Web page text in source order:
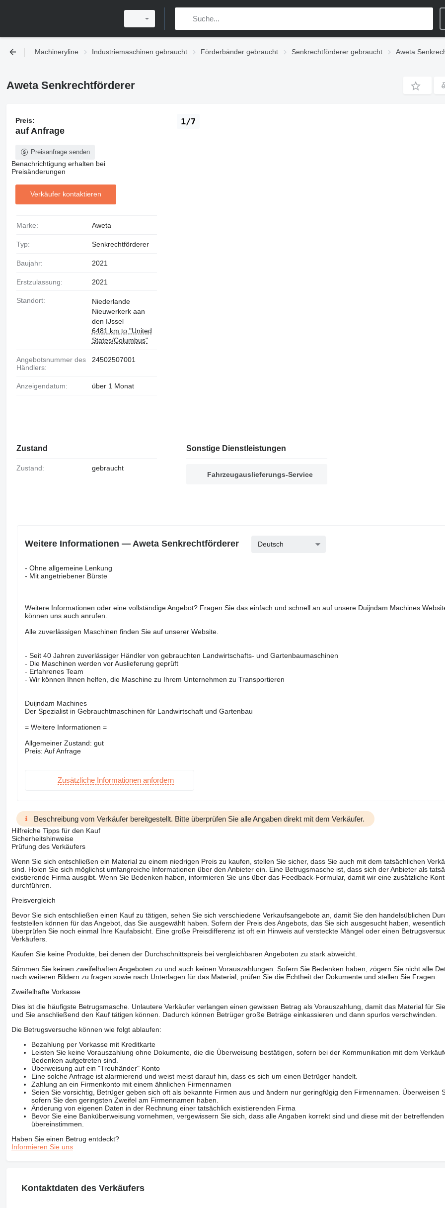
Machineryline Industriemaschinen gebraucht Förderbänder gebraucht Senkrechtförderer gebraucht Aweta
Aweta Senkrechtförderer
1/7
Preis:
auf Anfrage
Preisanfrage senden
Benachrichtigung erhalten bei
Preisänderungen
Verkäufer kontaktieren
Marke: Aweta
Typ: Senkrechtförderer
Baujahr: 2021
Erstzulassung: 2021
Standort:
Niederlande
Nieuwerkerk aan
den IJssel
6481 km to "United
States/Columbus"
Angebotsnummer des
Händlers:
24502507001
Anzeigendatum: über 1 Monat
Zustand
Zustand: gebraucht
Sonstige Dienstleistungen
Fahrzeugauslieferungs-Service
Weitere Informationen — Aweta Senkrechtförderer Deutsch
- Ohne allgemeine Lenkung
- Mit angetriebener Bürste
Weitere Informationen oder eine vollständige Angebot? Fragen Sie das einfach und schnell an auf unsere Duijndam Machines
können uns auch anrufen.
Alle zuverlässigen Maschinen finden Sie auf unserer Website.
- Seit 40 Jahren zuverlässiger Händler von gebrauchten Landwirtschafts- und Gartenbaumaschinen
- Die Maschinen werden vor Auslieferung geprüft
- Erfahrenes Team
- Wir können Ihnen helfen, die Maschine zu Ihrem Unternehmen zu Transportieren
Duijndam Machines
Der Spezialist in Gebrauchtmaschinen für Landwirtschaft und Gartenbau
= Weitere Informationen =
Allgemeiner Zustand: gut
Preis: Auf Anfrage
Zusätzliche Informationen anfordern
Beschreibung vom Verkäufer bereitgestellt. Bitte überprüfen Sie alle Angaben direkt mit dem Verkäufer.
Hilfreiche Tipps für den Kauf
Sicherheitshinweise
Prüfung des Verkäufers
Wenn Sie sich entschließen ein Material zu einem niedrigen Preis zu kaufen, stellen Sie sicher, dass Sie auch mit dem tatsächlichen
sind. Holen Sie sich möglichst umfangreiche Informationen über den Anbieter ein. Eine Betrugsmasche ist, dass sich der Anbieter als
existierende Firma ausgibt. Wenn Sie Bedenken haben, informieren Sie uns über das Feedback-Formular, damit wir eine zusätzliche
durchführen.
Preisvergleich
Bevor Sie sich entschließen einen Kauf zu tätigen, sehen Sie sich verschiedene Verkaufsangebote an, damit Sie den handelsüblichen
feststellen können für das Angebot, das Sie ausgewählt haben. Sofern der Preis des Angebots, das Sie sich ausgesucht haben,
überprüfen Sie noch einmal Ihre Kaufabsicht. Eine große Preisdifferenz ist oft ein Hinweis auf versteckte Mängel oder einen
Verkäufers.
Kaufen Sie keine Produkte, bei denen der Durchschnittspreis bei vergleichbaren Angeboten zu stark abweicht.
Stimmen Sie keinen zweifelhaften Angeboten zu und auch keinen Vorauszahlungen. Sofern Sie Bedenken haben, zögern Sie nicht alle
nach weiteren Bildern zu fragen sowie nach Unterlagen für das Material, prüfen Sie die Echtheit der Dokumente und stellen Sie Fragen.
Zweifelhafte Vorkasse
Dies ist die häufigste Betrugsmasche. Unlautere Verkäufer verlangen einen gewissen Betrag als Vorauszahlung, damit das Material für
und Sie anschließend den Kauf tätigen können. Dadurch können Betrüger große Beträge einkassieren und dann spurlos verschwinden.
Die Betrugsversuche können wie folgt ablaufen:
Bezahlung per Vorkasse mit Kreditkarte
Leisten Sie keine Vorauszahlung ohne Dokumente, die die Überweisung bestätigen, sofern bei der Kommunikation mit dem
Bedenken aufgetreten sind.
Überweisung auf ein "Treuhänder" Konto
Eine solche Anfrage ist alarmierend und weist meist darauf hin, dass es sich um einen Betrüger handelt.
Zahlung an ein Firmenkonto mit einem ähnlichen Firmennamen
Seien Sie vorsichtig, Betrüger geben sich oft als bekannte Firmen aus und ändern nur geringfügig den Firmennamen. Überweisen
sofern Sie den geringsten Zweifel am Firmennamen haben.
Änderung von eigenen Daten in der Rechnung einer tatsächlich existierenden Firma
Bevor Sie eine Banküberweisung vornehmen, vergewissern Sie sich, dass alle Angaben korrekt sind und diese mit der
übereinstimmen.
Haben Sie einen Betrug entdeckt?
Informieren Sie uns
Kontaktdaten des Verkäufers